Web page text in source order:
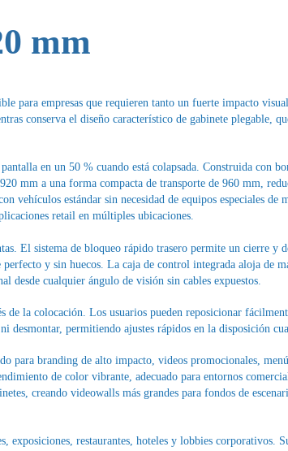
mm
para empresas que requieren tanto un fuerte impacto
conserva el diseño característico de gabinete plegable,
en un 50 % cuando está colapsada. Construida con
mm a una forma compacta de transporte de 960 mm,
estándar sin necesidad de equipos especiales de
retail en múltiples ubicaciones.
El sistema de bloqueo rápido trasero permite un cierre y
y sin huecos. La caja de control integrada aloja de
desde cualquier ángulo de visión sin cables expuestos.
de la colocación. Los usuarios pueden reposicionar
desmontar, permitiendo ajustes rápidos en la disposición
para branding de alto impacto, videos promocionales,
de color vibrante, adecuado para entornos
creando videowalls más grandes para fondos de
restaurantes, hoteles y lobbies corporativos.